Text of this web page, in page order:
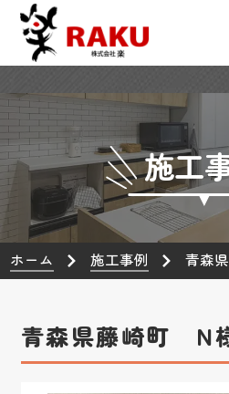
施工
ホーム 施工事例 青森
青森県藤崎町 N